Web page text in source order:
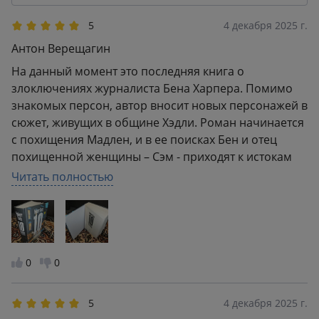
1
5 4 декабря 2025 г.
Антон Верещагин
На данный момент это последняя книга о
злоключениях журналиста Бена Харпера. Помимо
знакомых персон, автор вносит новых персонажей в
сюжет, живущих в общине Хэдли. Роман начинается
с похищения Мадлен, и в ее поисках Бен и отец
похищенной женщины – Сэм - приходят к истокам
печально известного дела об убийстве, которое
определило ее карьеру, с большим количеством
сложностей и нюансов, чем казалось поначалу. Они
слаженно работают вместе в опасном
расследовании, при этом стараются опередить
преступников и выполнять их требования. Я быстро
друга, направляя к похитителям и их мотивам.
Читать полностью
0 0
5 4 декабря 2025 г.